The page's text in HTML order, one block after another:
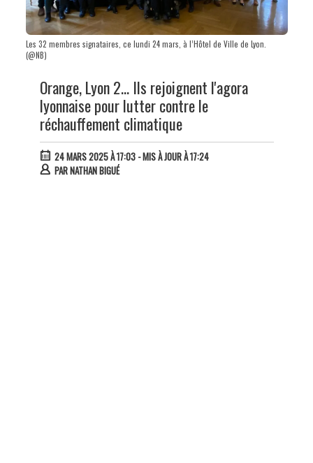
Les 32 membres signataires, ce lundi 24 mars, à l’Hôtel de Ville de Lyon.
(@NB)
Orange, Lyon 2... Ils rejoignent l'agora
lyonnaise pour lutter contre le
réchauffement climatique
24 MARS 2025 À 17:03- MIS À JOUR À 17:24
PARNATHAN BIGUÉ